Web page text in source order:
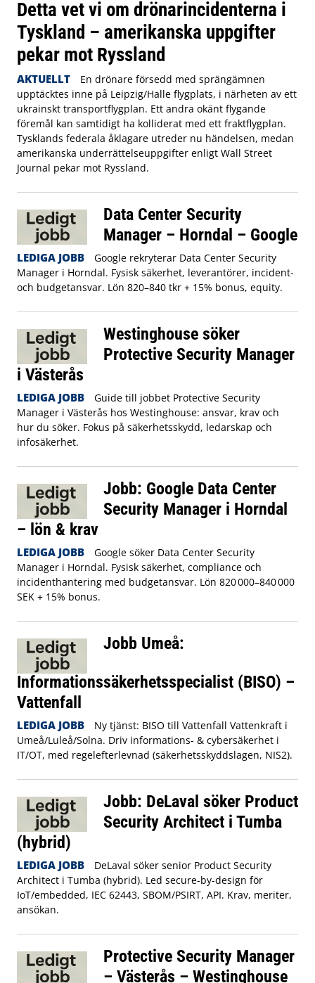
Detta vet vi om drönarincidenterna i
Tyskland – amerikanska uppgifter
pekar mot Ryssland
AKTUELLT
En drönare försedd med sprängämnen
upptäcktes inne på Leipzig/Halle flygplats, i närheten av ett
ukrainskt transportflygplan. Ett andra okänt flygande
föremål kan samtidigt ha kolliderat med ett fraktflygplan.
Tysklands federala åklagare utreder nu händelsen, medan
amerikanska underrättelseuppgifter enligt Wall Street
Journal pekar mot Ryssland.
Data Center Security
Manager – Horndal – Google
LEDIGA JOBB
Google rekryterar Data Center Security
Manager i Horndal. Fysisk säkerhet, leverantörer, incident-
och budgetansvar. Lön 820–840 tkr + 15% bonus, equity.
Westinghouse söker
Protective Security Manager
i Västerås
LEDIGA JOBB
Guide till jobbet Protective Security
Manager i Västerås hos Westinghouse: ansvar, krav och
hur du söker. Fokus på säkerhetsskydd, ledarskap och
infosäkerhet.
Jobb: Google Data Center
Security Manager i Horndal
– lön & krav
LEDIGA JOBB
Google söker Data Center Security
Manager i Horndal. Fysisk säkerhet, compliance och
incidenthantering med budgetansvar. Lön 820 000–840 000
SEK + 15% bonus.
Jobb Umeå:
Informationssäkerhetsspecialist (BISO) –
Vattenfall
LEDIGA JOBB
Ny tjänst: BISO till Vattenfall Vattenkraft i
Umeå/Luleå/Solna. Driv informations- & cybersäkerhet i
IT/OT, med regelefterlevnad (säkerhetsskyddslagen, NIS2).
Jobb: DeLaval söker Product
Security Architect i Tumba
(hybrid)
LEDIGA JOBB
DeLaval söker senior Product Security
Architect i Tumba (hybrid). Led secure-by-design för
IoT/embedded, IEC 62443, SBOM/PSIRT, API. Krav, meriter,
ansökan.
Protective Security Manager
– Västerås – Westinghouse